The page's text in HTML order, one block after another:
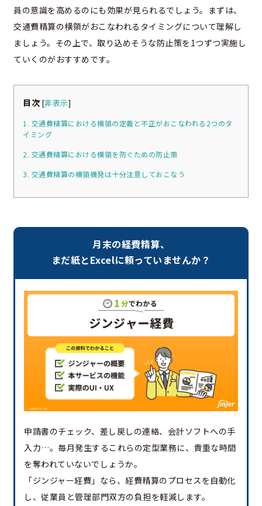
員の意識を高めるのにも効果が見られるでしょう。まずは、
交通費精算の横領がおこなわれるタイミングについて理解し
ましょう。その上で、取り込めそうな防止策を1つずつ実施し
ていくのがおすすめです。
目次 [非表示]
1. 交通費精算における横領の定義と不正がおこなわれる2つのタ
イミング
2. 交通費精算における横領を防ぐための防止策
3. 交通費精算の横領摘発は十分注意しておこなう
月末の経費精算、
まだ紙とExcelに頼っていませんか？
申請書のチェック、差し戻しの連絡、会計ソフトへの手
入力…。毎月発生するこれらの定型業務に、貴重な時間
を奪われていないでしょうか。
「ジンジャー経費」なら、経費精算のプロセスを自動化
し、従業員と管理部門双方の負担を軽減します。